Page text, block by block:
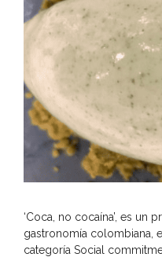
‘Coca, no cocaína’, es un
gastronomía colombiana,
categoría Social